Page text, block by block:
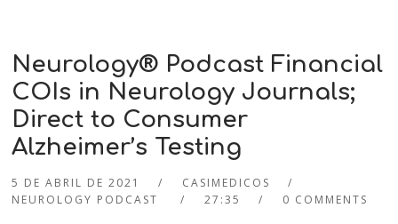
Neurology® Podcast Financial
COIs in Neurology Journals;
Direct to Consumer
Alzheimer’s Testing
5 DE ABRIL DE 2021
CASIMEDICOS
NEUROLOGY PODCAST
27:35 0 COMMENTS